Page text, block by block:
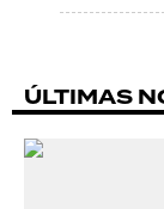
ÚLTIMAS